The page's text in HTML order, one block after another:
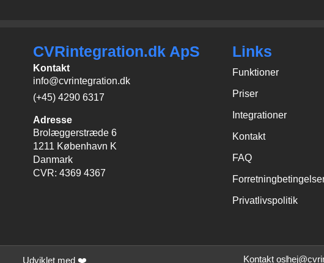
CVRintegration.dk ApS
Kontakt
info@cvrintegration.dk
(+45) 4290 6317
Adresse
Brolæggerstræde 6
1211 København K
Danmark
CVR: 4369 4367
Links
Funktioner
Priser
Integrationer
Kontakt
FAQ
Privatlivspolitik
Udviklet med ❤️ Kontakt os